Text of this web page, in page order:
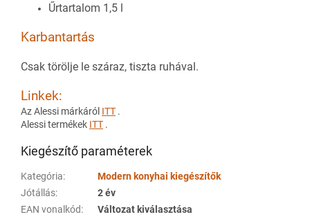
Űrtartalom 1,5 l
Karbantartás
Csak törölje le száraz, tiszta ruhával.
Linkek:
Az Alessi márkáról ITT .
Alessi termékek ITT .
Kiegészítő paraméterek
Kategória:
Modern konyhai kiegészítők
Jótállás:
2 év
EAN vonalkód:
Változat kiválasztása